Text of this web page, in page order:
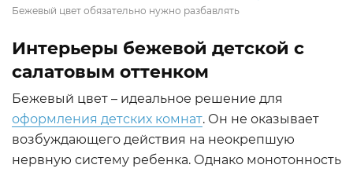
Бежевый цвет обязательно нужно разбавлять
Интерьеры бежевой детской с
салатовым оттенком
Бежевый цвет – идеальное решение для
оформления детских комнат. Он не оказывает
возбуждающего действия на неокрепшую
нервную систему ребенка. Однако монотонность